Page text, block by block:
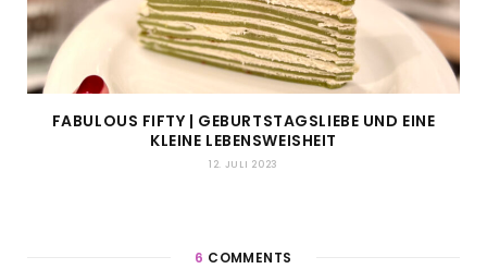
FABULOUS FIFTY | GEBURTSTAGSLIEBE UND EINE
KLEINE LEBENSWEISHEIT
12. JULI 2023
6 COMMENTS